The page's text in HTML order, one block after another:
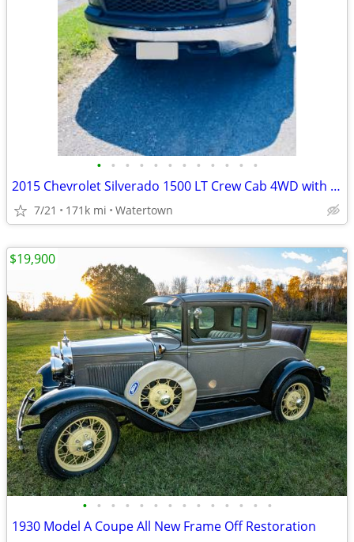
• • • • • • • • • • • •
2015 Chevrolet Silverado 1500 LT Crew Cab 4WD with the 5.3L V8
7/21 171k mi Watertown
• • • • • • • • • • • • • •
1930 Model A Coupe All New Frame Off Restoration
$19,900